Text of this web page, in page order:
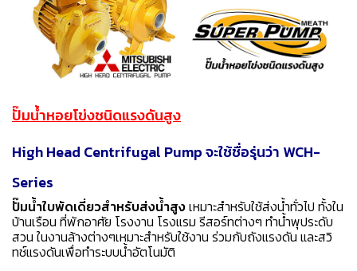
ปั๊มน้ำหอยโข่งชนิดแรงดันสูง
High Head Centrifugal Pump จะใช้ชื่อรุ่นว่า WCH-
Series
ปั๊มน้ำใบพัดเดี่ยวสำหรับส่งน้ำสูงเหมาะสำหรับใช้ส่งน้ำทั่วไป ทั้งใน
บ้านเรือน ที่พักอาศัย โรงงาน โรงแรม รีสอร์ทต่างๆ ทำน้ำพุประดับ
สวน ในงานล้างต่างๆเหมาะสำหรับใช้งาน ร่วมกับถังแรงดัน และสวิ
ทช์แรงดันเพื่อทำระบบน้ำอัตโนมัติ